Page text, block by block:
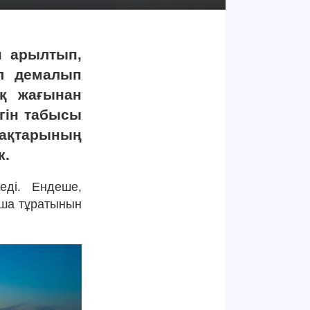
арылтып,
демалып
жағынан
табысы
Ендеше,
тұратынын